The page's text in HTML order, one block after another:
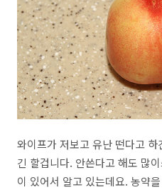
와이프가 저보고 유난 떤다고
긴 할겁니다. 안쓴다고 해도 많
이 있어서 알고 있는데요. 농약